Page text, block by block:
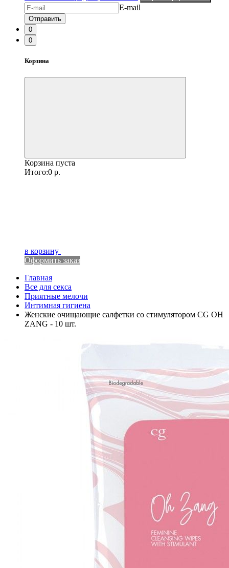
E-mail
Отправить
0
0
Корзина
Корзина пуста
Итого:0 р.
в корзину
Оформить заказ
Главная
Все для секса
Приятные мелочи
Интимная гигиена
Женские очищающие салфетки со стимулятором CG OH
ZANG - 10 шт.